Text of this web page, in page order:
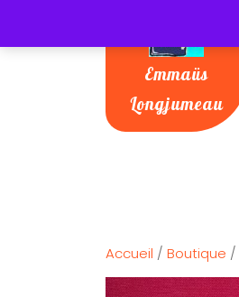
Emmaüs
Longjumeau
Accueil / Boutique /